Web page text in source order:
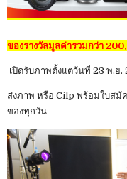
ของรางวัลมูลค่ารวมกว่า
เปิดรับภาพตั้งแต่วันที่ 23 พ.ย.
ส่งภาพ หรือ Cilp พร้อมใบสมั
ของทุกวัน